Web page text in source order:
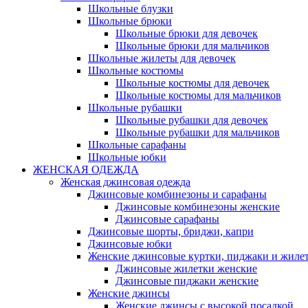
Школьные блузки
Школьные брюки
Школьные брюки для девочек
Школьные брюки для мальчиков
Школьные жилеты для девочек
Школьные костюмы
Школьные костюмы для девочек
Школьные костюмы для мальчиков
Школьные рубашки
Школьные рубашки для девочек
Школьные рубашки для мальчиков
Школьные сарафаны
Школьные юбки
ЖЕНСКАЯ ОДЕЖДА
Женская джинсовая одежда
Джинсовые комбинезоны и сарафаны
Джинсовые комбинезоны женские
Джинсовые сарафаны
Джинсовые шорты, бриджи, капри
Джинсовые юбки
Женские джинсовые куртки, пиджаки и
Джинсовые жилетки женские
Джинсовые пиджаки женские
Женские джинсы
Женские джинсы с высокой посадкой